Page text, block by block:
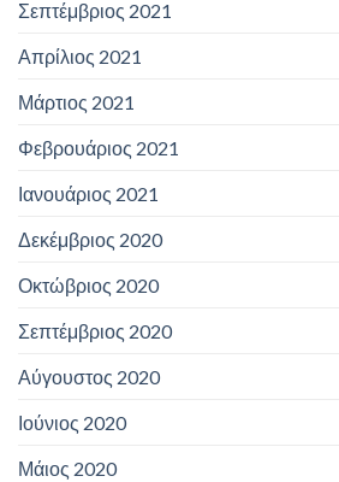
Σεπτέμβριος 2021
Απρίλιος 2021
Μάρτιος 2021
Φεβρουάριος 2021
Ιανουάριος 2021
Δεκέμβριος 2020
Οκτώβριος 2020
Σεπτέμβριος 2020
Αύγουστος 2020
Ιούνιος 2020
Μάιος 2020